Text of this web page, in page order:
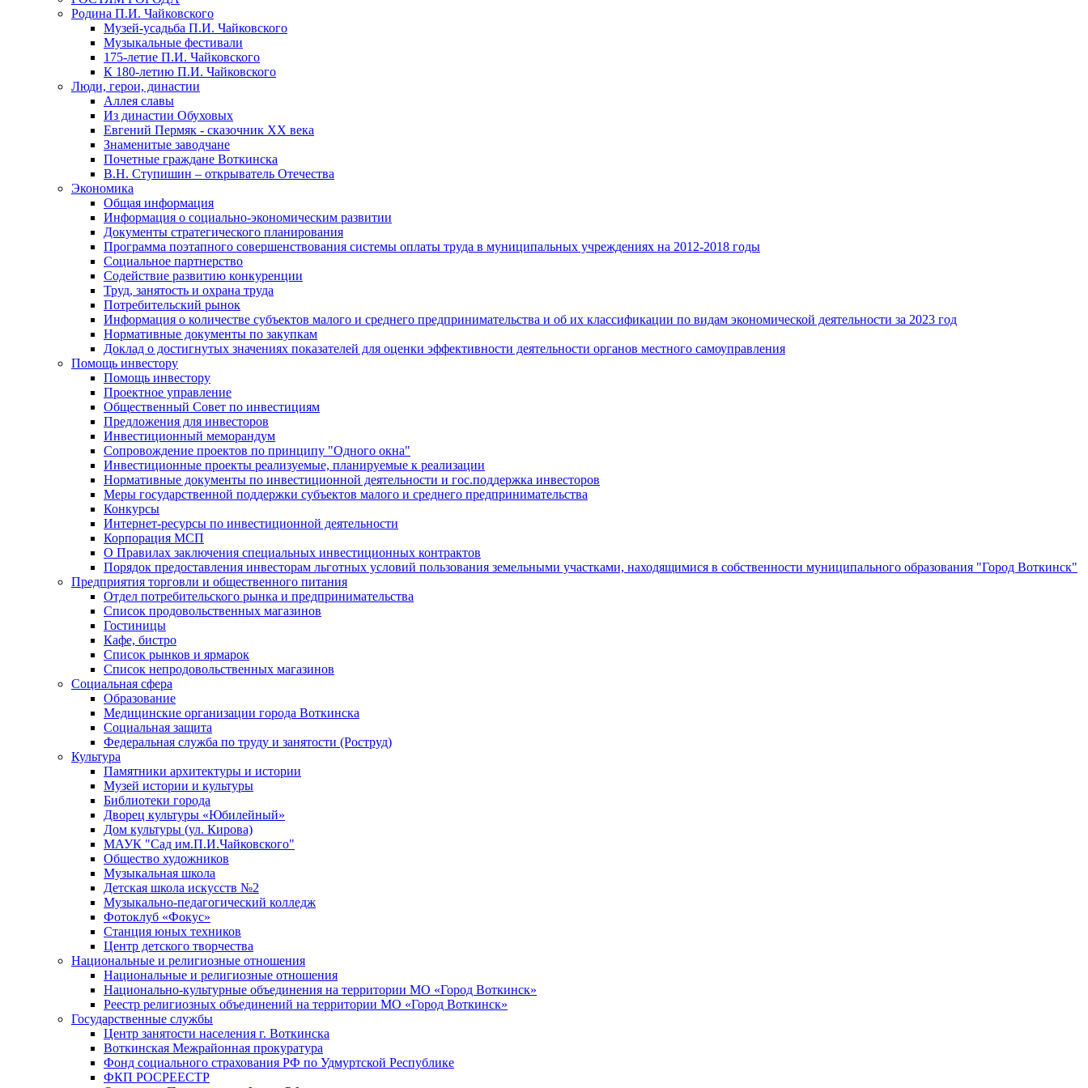
Родина П.И. Чайковского
Музей-усадьба П.И. Чайковского
Музыкальные фестивали
175-летие П.И. Чайковского
К 180-летию П.И. Чайковского
Люди, герои, династии
Аллея славы
Из династии Обуховых
Евгений Пермяк - сказочник XX века
Знаменитые заводчане
Почетные граждане Воткинска
В.Н. Ступишин – открыватель Отечества
Экономика
Общая информация
Информация о социально-экономическим развитии
Документы стратегического планирования
Программа поэтапного совершенствования системы оплаты труда в муниципальных учреждениях на 2012-2018 годы
Социальное партнерство
Содействие развитию конкуренции
Труд, занятость и охрана труда
Потребительский рынок
Информация о количестве субъектов малого и среднего предпринимательства и об их классификации по видам экономической деятельности за 2023 год
Нормативные документы по закупкам
Доклад о достигнутых значениях показателей для оценки эффективности деятельности органов местного самоуправления
Помощь инвестору
Помощь инвестору
Проектное управление
Общественный Совет по инвестициям
Предложения для инвесторов
Инвестиционный меморандум
Сопровождение проектов по принципу "Oдного окна"
Инвестиционные проекты реализуемые, планируемые к реализации
Нормативные документы по инвестиционной деятельности и гос.поддержка инвесторов
Меры государственной поддержки субъектов малого и среднего предпринимательства
Конкурсы
Интернет-ресурсы по инвестиционной деятельности
Корпорация МСП
О Правилах заключения специальных инвестиционных контрактов
Порядок предоставления инвесторам льготных условий пользования земельными участками, находящимися в собственности муниципального образования "Город Воткинск"
Предприятия торговли и общественного питания
Отдел потребительского рынка и предпринимательства
Список продовольственных магазинов
Гостиницы
Кафе, бистро
Cписок рынков и ярмарок
Список непродовольственных магазинов
Социальная сфера
Образование
Медицинские организации города Воткинска
Социальная защита
Федеральная служба по труду и занятости (Роструд)
Культура
Памятники архитектуры и истории
Музей истории и культуры
Библиотеки города
Дворец культуры «Юбилейный»
Дом культуры (ул. Кирова)
МАУК "Сад им.П.И.Чайковского"
Общество художников
Музыкальная школа
Детская школа искусств №2
Музыкально-педагогический колледж
Фотоклуб «Фокус»
Станция юных техников
Центр детского творчества
Национальные и религиозные отношения
Национальные и религиозные отношения
Национально-культурные объединения на территории МО «Город Воткинск»
Реестр религиозных объединений на территории МО «Город Воткинск»
Государственные службы
Центр занятости населения г. Воткинска
Воткинская Межрайонная прокуратура
Фонд социального страхования РФ по Удмуртской Республике
ФКП РОСРЕЕСТР